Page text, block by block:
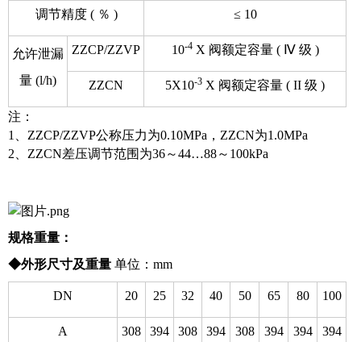
调节精度 ( ％ ) ≤ 10
允许泄漏
量 (l/h)
ZZCP/ZZVP 10-4X 阀额定容量 ( Ⅳ 级 )
ZZCN 5X10-3 X 阀额定容量 ( II 级 )
注：
1、ZZCP/ZZVP公称压力为0.10MPa，ZZCN为1.0MPa
2、ZZCN差压调节范围为36～44…88～100kPa
规格重量：
◆外形尺寸及重量 单位：mm
DN 20 25 32 40 50 65 80 100
A 308 394 308 394 308 394 394 394